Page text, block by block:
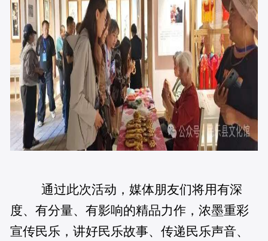
通过此次活动，媒体朋友们将用有深
度、有分量、有影响的精品力作，浓墨重彩
宣传民乐，讲好民乐故事、传递民乐声音、